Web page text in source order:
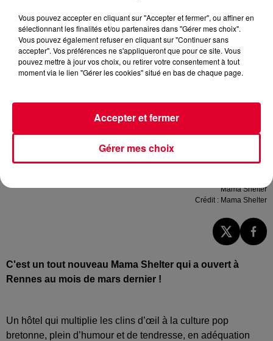
Mama Shelter
Crédit : Mama Shelter
C'est un tout nouveau Mama Shelter qui a ouvert à
Rennes au mois de mars dernier !
Un hôtel qui multiplie les clins d’œil à la culture pop
bretonne, plein d’humour et de tendresse, en adéquation
Vous pouvez accepter en cliquant sur "Accepter et fermer", ou affiner en
sélectionnant les finalités et/ou partenaires dans "Gérer mes choix".
Vous pouvez également refuser en cliquant sur "Continuer sans
accepter". Vos préférences ne s'appliqueront que pour ce site. Vous
pouvez mettre à jour vos choix, ou retirer votre consentement à tout
moment via le lien "Gérer les cookies" situé en bas de chaque page.
Gérer mes choix
Accepter et fermer